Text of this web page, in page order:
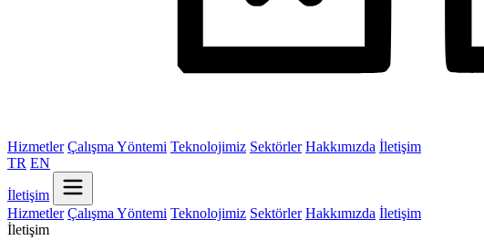
Hizmetler Çalışma Yöntemi Teknolojimiz Sektörler Hakkımızda İletişim
TR EN
İletişim
Hizmetler Çalışma Yöntemi Teknolojimiz Sektörler Hakkımızda İletişim
İletişim